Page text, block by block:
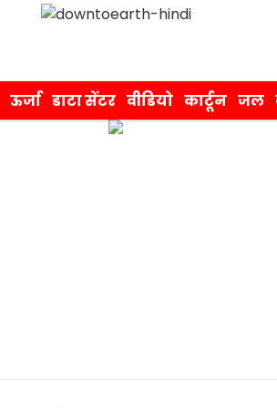
ऊर्जा डाटा सेंटर वीडियो कार्टून जल